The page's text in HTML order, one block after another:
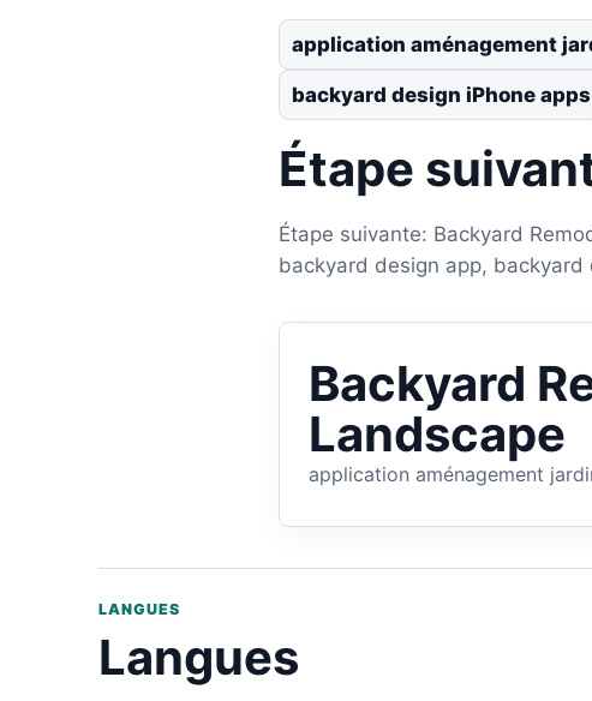
application aménagement
backyard design iPhone apps
Étape
Étape suivante: Backyard
backyard design app, backyard
Backyard
Landscape
application aménagement
LANGUES
Langues